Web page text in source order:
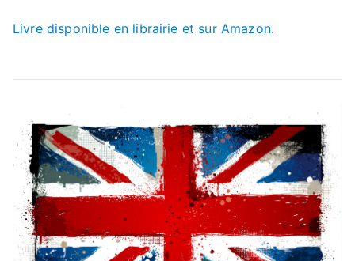
Livre disponible en librairie et sur Amazon.